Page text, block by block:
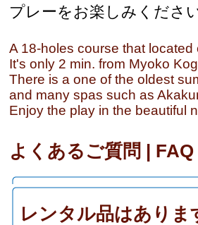
プレーをお楽しみくださ
A 18-holes course that
It's only 2 min. from Myoko
There is a one of the oldest
and many spas such as
Enjoy the play in the beautiful
よくあるご質問 | FAQ
レンタル品はありま